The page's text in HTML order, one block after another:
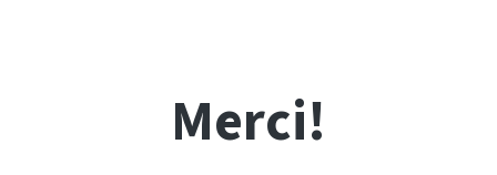
Merci!